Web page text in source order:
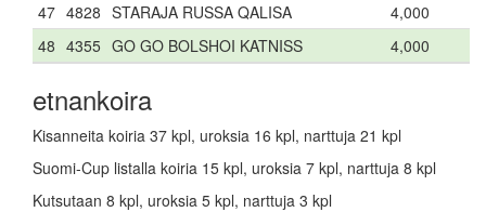
47 4828 STARAJA RUSSA QALISA
4,000
48 4355 GO GO BOLSHOI KATNISS 4,000
etnankoira
Kisanneita koiria 37 kpl, uroksia 16 kpl, narttuja 21 kpl
Suomi-Cup listalla koiria 15 kpl, uroksia 7 kpl, narttuja 8 kpl
Kutsutaan 8 kpl, uroksia 5 kpl, narttuja 3 kpl